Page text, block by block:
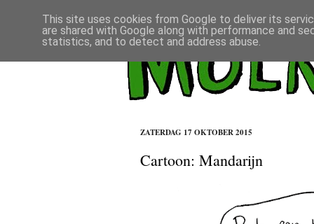
ZATERDAG 17 OKTOBER 2015
Cartoon: Mandarijn
This site uses cookies from Google to deliver its
are shared with Google along with performance and
statistics, and to detect and address abuse.